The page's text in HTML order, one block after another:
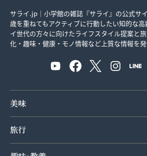
サライ.jp｜小学館の雑誌『サライ』の公式サイ
歳を重ねてもアクティブに行動したい知的な
イ世代の方々に向けたライフスタイル提案と
化・趣味・健康・モノ情報など上質な情報を発
美味
旅行